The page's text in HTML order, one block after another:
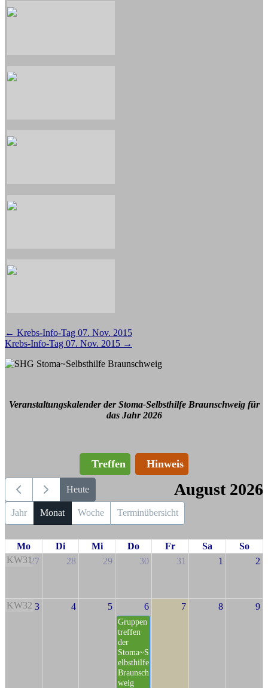
Beitragsnavigation
← Krebs-Info-Tag 07. Nov. 2015
Krebs-Info-Tag 07. Nov. 2015 →
Veranstaltungskalender der Stoma-Selbsthilfe Braunschweig für
das Jahr 2026
Treffen Hinweis
Heute August 2026
Jahr Monat Woche Terminübersicht
Mo Di Mi Do Fr Sa
So
KW3127 28 29 30 31 1 2
KW32 3 4 5 6
Gruppen
treffen
der
Stoma~S
elbsthilfe
Braunsch
weig
7 8 9